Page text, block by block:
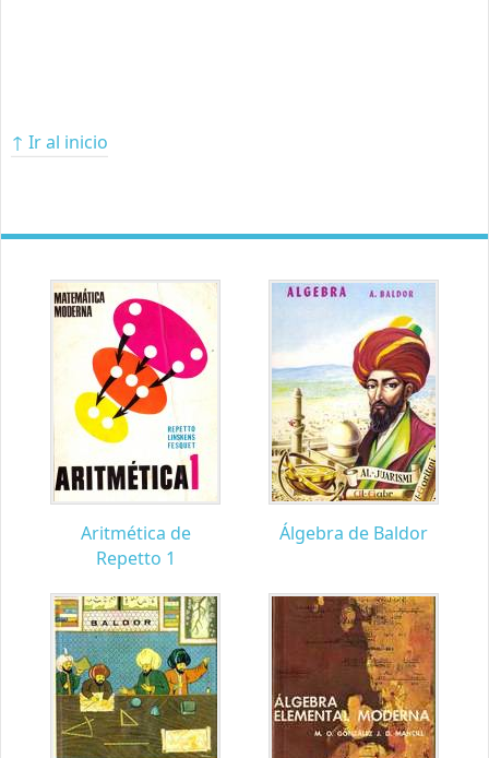
↑ Ir al inicio
Aritmética de
Repetto 1
Álgebra de Baldor